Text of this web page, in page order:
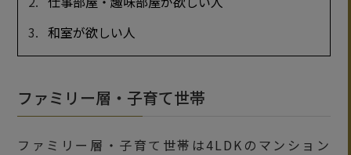
和室が欲しい人
ファミリー層・子育て世帯
ファミリー層・子育て世帯は4LDKのマンション